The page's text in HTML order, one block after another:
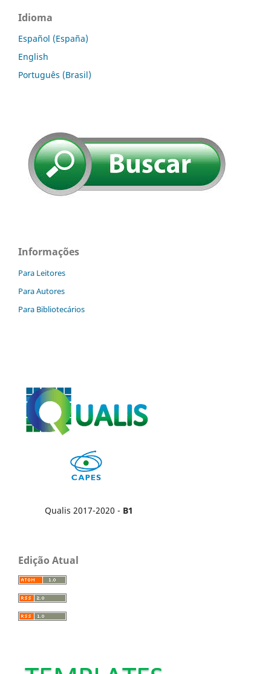
Idioma
Español (España)
English
Português (Brasil)
Informações
Para Leitores
Para Autores
Para Bibliotecários
Qualis 2017-2020 - B1
Edição Atual